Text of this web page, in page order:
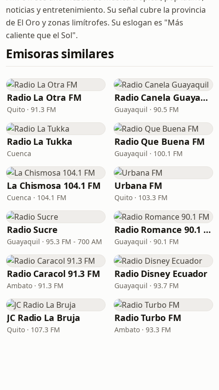
noticias y entretenimiento. Su señal cubre la provincia
de El Oro y zonas limítrofes. Su eslogan es "Más
caliente que el Sol".
Emisoras similares
Radio La Otra FM
Quito · 91.3 FM
Radio Canela Guayaquil
Guayaquil · 90.5 FM
Radio La Tukka
Cuenca
Radio Que Buena FM
Guayaquil · 100.1 FM
La Chismosa 104.1 FM
Cuenca · 104.1 FM
Urbana FM
Quito · 103.3 FM
Radio Sucre
Guayaquil · 95.3 FM - 700 AM
Radio Romance 90.1 FM
Guayaquil · 90.1 FM
Radio Caracol 91.3 FM
Ambato · 91.3 FM
Radio Disney Ecuador
Guayaquil · 93.7 FM
JC Radio La Bruja
Quito · 107.3 FM
Radio Turbo FM
Ambato · 93.3 FM